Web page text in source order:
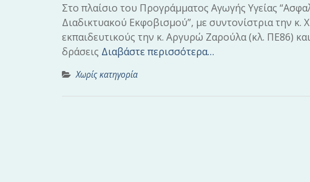
Στο πλαίσιο του Προγράμματος Αγωγής Υγείας
Διαδικτυακού Εκφοβισμού”, με συντονίστρια την
εκπαιδευτικούς την κ. Αργυρώ Ζαρούλα (κλ. ΠΕ86)
δράσεις Διαβάστε περισσότερα…
Χωρίς κατηγορία